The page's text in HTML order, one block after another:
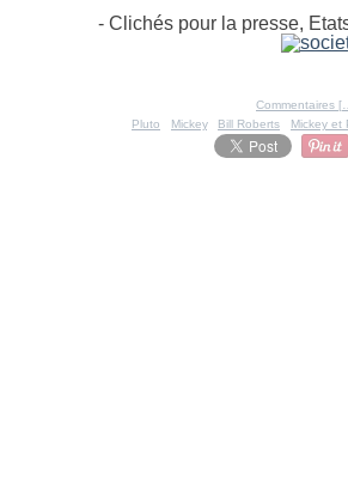
- Clichés pour la presse,
Commentaires [
Pluto Mickey, Bill Roberts Mickey et